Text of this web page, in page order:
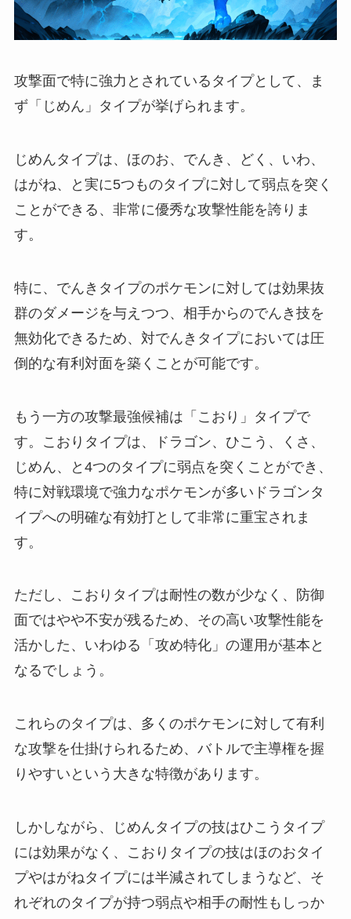
攻撃面で特に強力とされているタイプとして、ま
ず「じめん」タイプが挙げられます。
じめんタイプは、ほのお、でんき、どく、いわ、
はがね、と実に5つものタイプに対して弱点を突く
ことができる、非常に優秀な攻撃性能を誇りま
す。
特に、でんきタイプのポケモンに対しては効果抜
群のダメージを与えつつ、相手からのでんき技を
無効化できるため、対でんきタイプにおいては圧
倒的な有利対面を築くことが可能です。
もう一方の攻撃最強候補は「こおり」タイプで
す。こおりタイプは、ドラゴン、ひこう、くさ、
じめん、と4つのタイプに弱点を突くことができ、
特に対戦環境で強力なポケモンが多いドラゴンタ
イプへの明確な有効打として非常に重宝されま
す。
ただし、こおりタイプは耐性の数が少なく、防御
面ではやや不安が残るため、その高い攻撃性能を
活かした、いわゆる「攻め特化」の運用が基本と
なるでしょう。
これらのタイプは、多くのポケモンに対して有利
な攻撃を仕掛けられるため、バトルで主導権を握
りやすいという大きな特徴があります。
しかしながら、じめんタイプの技はひこうタイプ
には効果がなく、こおりタイプの技はほのおタイ
プやはがねタイプには半減されてしまうなど、そ
れぞれのタイプが持つ弱点や相手の耐性もしっか